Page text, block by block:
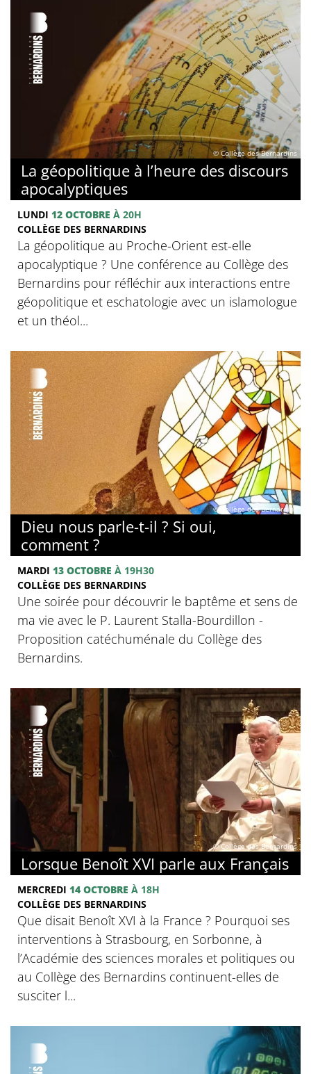
© Collège des Bernardins
La géopolitique à l’heure des discours
apocalyptiques
LUNDI 12 OCTOBRE À 20H
COLLÈGE DES BERNARDINS
La géopolitique au Proche-Orient est-elle
apocalyptique ? Une conférence au Collège des
Bernardins pour réfléchir aux interactions entre
géopolitique et eschatologie avec un islamologue
et un théol...
© Collège des Bernardins
Dieu nous parle-t-il ? Si oui,
comment ?
MARDI 13 OCTOBRE À 19H30
COLLÈGE DES BERNARDINS
Une soirée pour découvrir le baptême et sens de
ma vie avec le P. Laurent Stalla-Bourdillon -
Proposition catéchuménale du Collège des
Bernardins.
© Collège des Bernardins
Lorsque Benoît XVI parle aux Français
MERCREDI 14 OCTOBRE À 18H
COLLÈGE DES BERNARDINS
Que disait Benoît XVI à la France ? Pourquoi ses
interventions à Strasbourg, en Sorbonne, à
l’Académie des sciences morales et politiques ou
au Collège des Bernardins continuent-elles de
susciter l...